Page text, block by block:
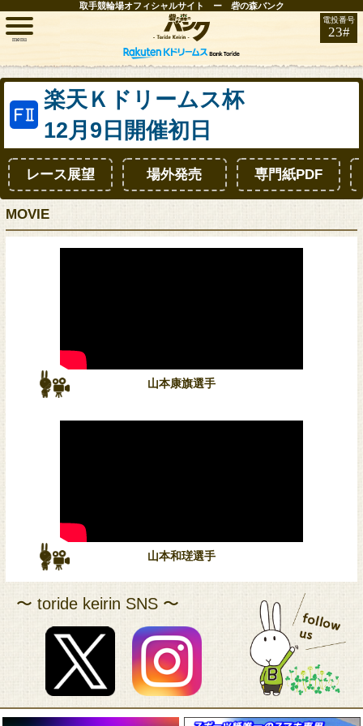
取手競輪場オフィシャルサイト ー 砦の森バンク
menu
電投番号
23#
トップ
レース情報
お知らせ
アクセス
楽天Ｋドリームス杯
12月9日開催初日
レース展望 場外発売 専門紙PDF
MOVIE
山本康旗選手
山本和瑳選手
〜 toride keirin SNS 〜